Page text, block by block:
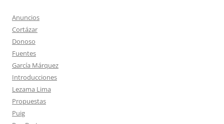
Anuncios
Cortázar
Donoso
Fuentes
García Márquez
Introducciones
Lezama Lima
Propuestas
Puig